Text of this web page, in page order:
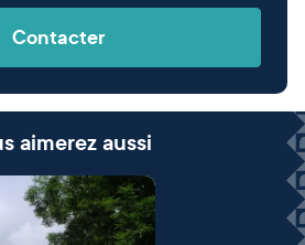
Contacter
aimerez aussi